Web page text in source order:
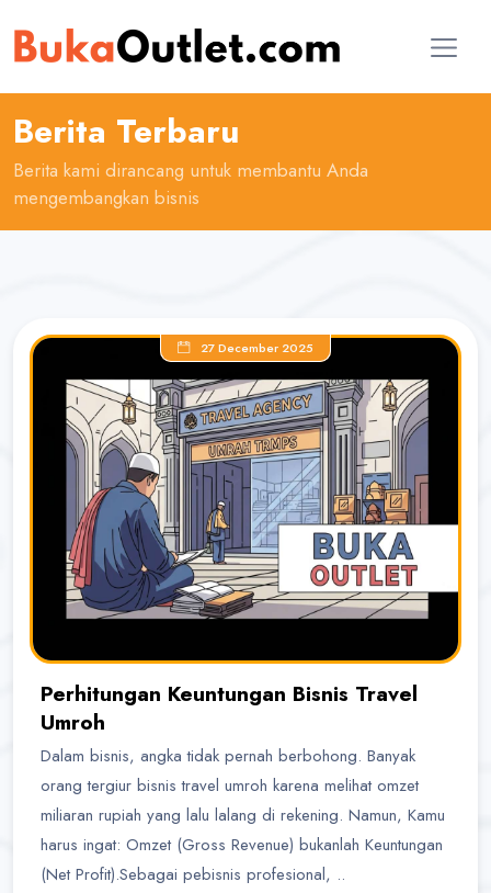
Berita Terbaru
Berita kami dirancang untuk membantu Anda
mengembangkan bisnis
27 December 2025
Perhitungan Keuntungan Bisnis Travel
Umroh
Dalam bisnis, angka tidak pernah berbohong. Banyak
orang tergiur bisnis travel umroh karena melihat omzet
miliaran rupiah yang lalu lalang di rekening. Namun, Kamu
harus ingat: Omzet (Gross Revenue) bukanlah Keuntungan
(Net Profit).Sebagai pebisnis profesional, ..
AI Konsultan
Online
Halo!
Saya AI Konsultan BukaOutlet. Siap membantu
seputar kemitraan, bisnis, dan outlet.
Cara Jadi Mitra Lihat Outlet
Cek Budget